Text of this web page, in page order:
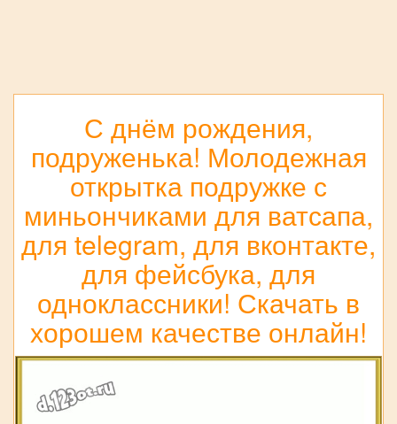
С днём рождения,
подруженька! Молодежная
открытка подружке с
миньончиками для ватсапа,
для telegram, для вконтакте,
для фейсбука, для
одноклассники! Скачать в
хорошем качестве онлайн!